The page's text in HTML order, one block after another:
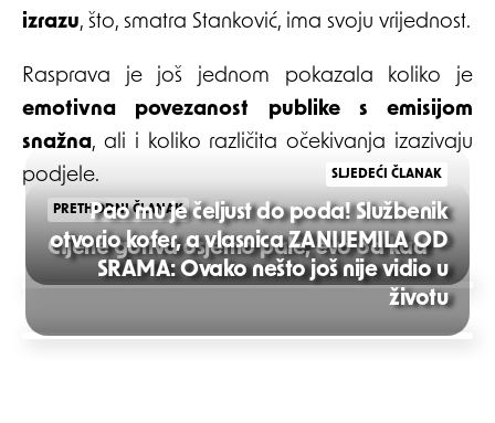
izrazu, što, smatra Stanković, ima svoju vrijednost.
Rasprava je još jednom pokazala koliko je
emotivna povezanost publike s emisijom
snažna, ali i koliko različita očekivanja izazivaju
podjele.
Post
navigation
PRETHODNI ČLANAK
CIjene goriva osjetno pale, evo od kad
SLJEDEĆI ČLANAK
Pao mu je čeljust do poda! Službenik
otvorio kofer, a vlasnica ZANIJEMILA OD
SRAMA: Ovako nešto još nije vidio u
životu